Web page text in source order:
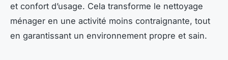
et confort d’usage. Cela transforme le nettoyage
ménager en une activité moins contraignante, tout
en garantissant un environnement propre et sain.